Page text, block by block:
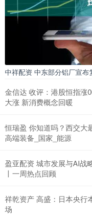
中祥配资 中东部分铝厂宣
金信达 收评：港股恒指涨
大涨 新消费概念回暖
恒瑞盈 你知道吗？西交大
高端装备_国家_能源
盈亚配资 城市发展与AI战
丨一周热点回顾
祥乾资产 高盛：日本央行
场